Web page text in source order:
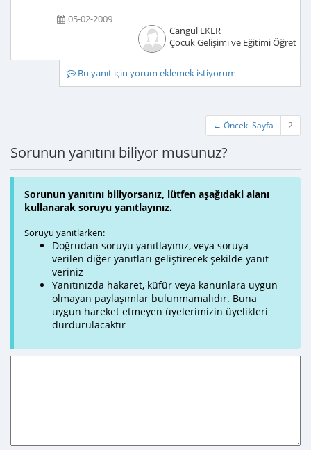
05-02-2009
Cangül EKER
Çocuk Gelişimi ve Eğitimi
Bu yanıt için yorum eklemek istiyorum
← Önceki Sayfa 2
Sorunun yanıtını biliyor musunuz?
Sorunun yanıtını biliyorsanız, lütfen aşağıdaki alanı
kullanarak soruyu yanıtlayınız.
Soruyu yanıtlarken:
Doğrudan soruyu yanıtlayınız, veya soruya
verilen diğer yanıtları geliştirecek şekilde yanıt
veriniz
Yanıtınızda hakaret, küfür veya kanunlara uygun
olmayan paylaşımlar bulunmamalıdır. Buna
uygun hareket etmeyen üyelerimizin üyelikleri
durdurulacaktır